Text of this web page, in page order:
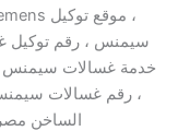
سيمنس ، رقم توكيل
، رقم غسالات
الساخن